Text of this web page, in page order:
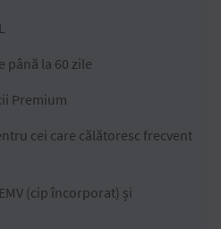
până la 60 zile
Premium
cei care călătoresc frecvent
(cip încorporat) și